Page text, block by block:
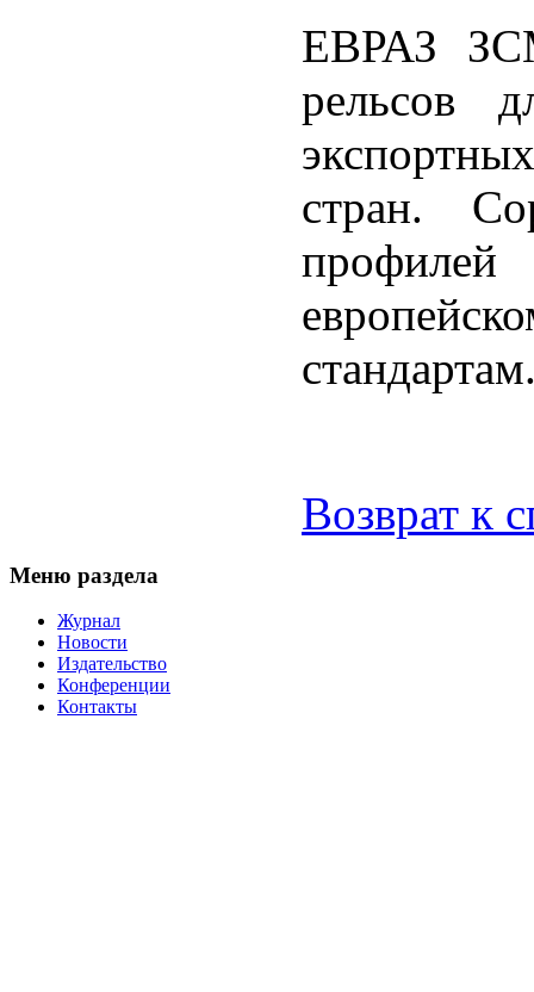
ЕВРАЗ
рельсов
стран.
Возврат к
Меню раздела
Журнал
Новости
Издательство
Конференции
Контакты